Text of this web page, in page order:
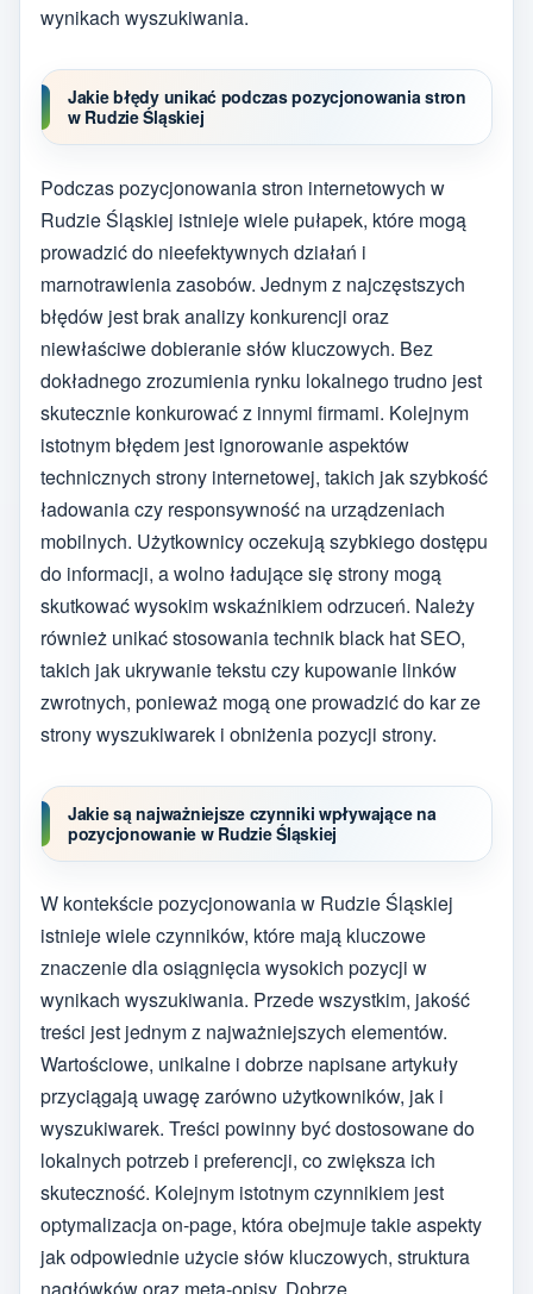
wynikach wyszukiwania.
Jakie błędy unikać podczas pozycjonowania stron
w Rudzie Śląskiej
Podczas pozycjonowania stron internetowych w
Rudzie Śląskiej istnieje wiele pułapek, które mogą
prowadzić do nieefektywnych działań i
marnotrawienia zasobów. Jednym z najczęstszych
błędów jest brak analizy konkurencji oraz
niewłaściwe dobieranie słów kluczowych. Bez
dokładnego zrozumienia rynku lokalnego trudno jest
skutecznie konkurować z innymi firmami. Kolejnym
istotnym błędem jest ignorowanie aspektów
technicznych strony internetowej, takich jak szybkość
ładowania czy responsywność na urządzeniach
mobilnych. Użytkownicy oczekują szybkiego dostępu
do informacji, a wolno ładujące się strony mogą
skutkować wysokim wskaźnikiem odrzuceń. Należy
również unikać stosowania technik black hat SEO,
takich jak ukrywanie tekstu czy kupowanie linków
zwrotnych, ponieważ mogą one prowadzić do kar ze
strony wyszukiwarek i obniżenia pozycji strony.
Jakie są najważniejsze czynniki wpływające na
pozycjonowanie w Rudzie Śląskiej
W kontekście pozycjonowania w Rudzie Śląskiej
istnieje wiele czynników, które mają kluczowe
znaczenie dla osiągnięcia wysokich pozycji w
wynikach wyszukiwania. Przede wszystkim, jakość
treści jest jednym z najważniejszych elementów.
Wartościowe, unikalne i dobrze napisane artykuły
przyciągają uwagę zarówno użytkowników, jak i
wyszukiwarek. Treści powinny być dostosowane do
lokalnych potrzeb i preferencji, co zwiększa ich
skuteczność. Kolejnym istotnym czynnikiem jest
optymalizacja on-page, która obejmuje takie aspekty
jak odpowiednie użycie słów kluczowych, struktura